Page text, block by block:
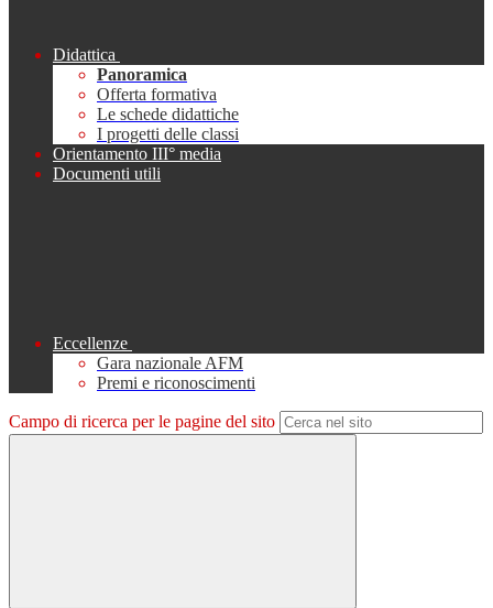
Didattica
Panoramica
Offerta formativa
Le schede didattiche
I progetti delle classi
Orientamento III° media
Documenti utili
Eccellenze
Gara nazionale AFM
Premi e riconoscimenti
Campo di ricerca per le pagine del sito